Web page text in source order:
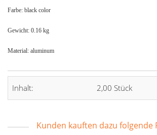
Farbe: black color
Gewicht: 0.16 kg
Material: aluminum
Inhalt: 2,00 Stück
Kunden kauften dazu folgende